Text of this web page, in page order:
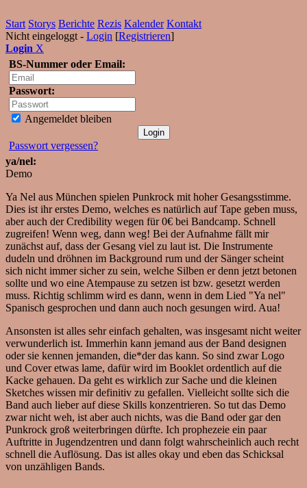
Start Storys Berichte Rezis Kalender Kontakt
Nicht eingeloggt - Login [Registrieren]
Login X
BS-Nummer oder Email:
Passwort:
Angemeldet bleiben
Passwort vergessen?
ya/nel:
Demo
Ya Nel aus München spielen Punkrock mit hoher Gesangsstimme.
Dies ist ihr erstes Demo, welches es natürlich auf Tape geben muss,
aber auch der Credibility wegen für 0€ bei Bandcamp. Schnell
zugreifen! Wenn weg, dann weg! Bei der Aufnahme fällt mir
zunächst auf, dass der Gesang viel zu laut ist. Die Instrumente
dudeln und dröhnen im Background rum und der Sänger scheint
sich nicht immer sicher zu sein, welche Silben er denn jetzt betonen
sollte und wo eine Atempause zu setzen ist bzw. gesetzt werden
muss. Richtig schlimm wird es dann, wenn in dem Lied "Ya nel"
Spanisch gesprochen und dann auch noch gesungen wird. Aua!
Ansonsten ist alles sehr einfach gehalten, was insgesamt nicht weiter
verwunderlich ist. Immerhin kann jemand aus der Band designen
oder sie kennen jemanden, die*der das kann. So sind zwar Logo
und Cover etwas lame, dafür wird im Booklet ordentlich auf die
Kacke gehauen. Da geht es wirklich zur Sache und die kleinen
Sketches wissen mir definitiv zu gefallen. Vielleicht sollte sich die
Band auch lieber auf diese Skills konzentrieren. So tut das Demo
zwar nicht weh, ist aber auch nichts, was die Band oder gar den
Punkrock groß weiterbringen dürfte. Ich prophezeie ein paar
Auftritte in Jugendzentren und dann folgt wahrscheinlich auch recht
schnell die Auflösung. Das ist alles okay und eben das Schicksal
von unzähligen Bands.